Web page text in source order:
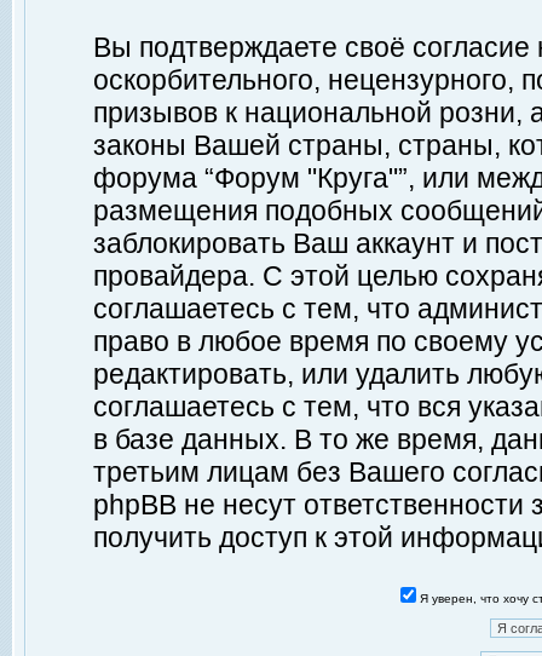
Вы подтверждаете своё
оскорбительного, нецензурного,
призывов к национальной
законы Вашей страны, страны,
форума “Форум "Круга"”, или
размещения подобных
заблокировать Ваш аккаунт и
провайдера. С этой целью
соглашаетесь с тем, что
право в любое время по своему
редактировать, или удалить
соглашаетесь с тем, что вся
в базе данных. В то же время,
третьим лицам без Вашего
phpBB не несут ответственности
получить доступ к этой
Я уверен, что хочу